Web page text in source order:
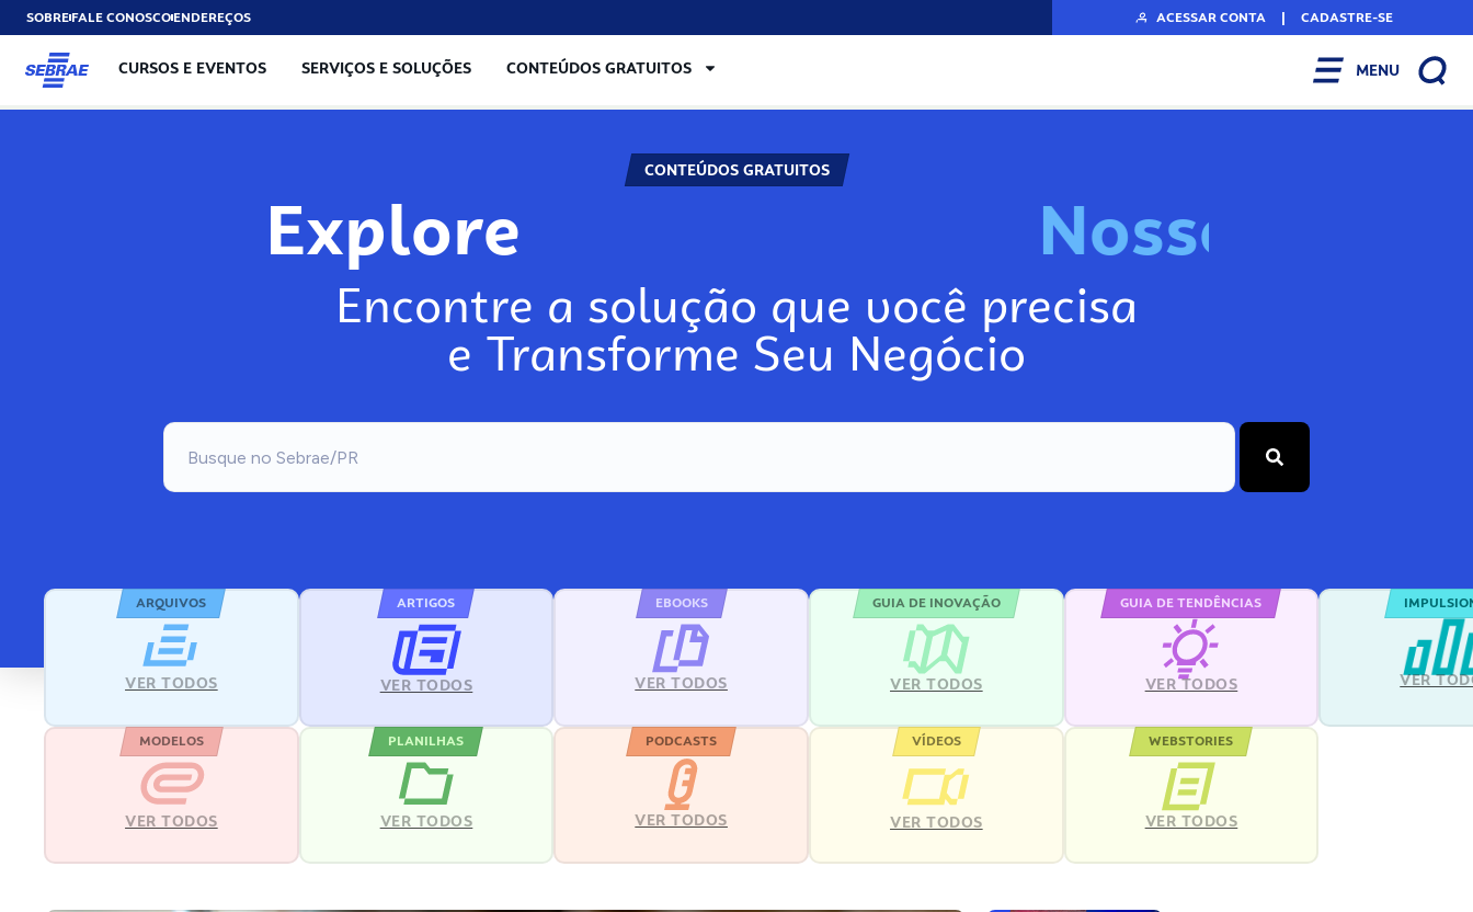
SOBREFALE CONOSCOENDEREÇOS ACESSAR CONTA | CADASTRE-SE
CURSOS E EVENTOS SERVIÇOS E SOLUÇÕES CONTEÚDOS GRATUITOS MENU
CONTEÚDOS GRATUITOS
Explore Nosso
Encontre a solução que você precisa
e Transforme Seu Negócio
ARQUIVOS
VER TODOS
ARTIGOS
VER TODOS
EBOOKS
VER TODOS
GUIA DE INOVAÇÃO
VER TODOS
GUIA DE TENDÊNCIAS
VER TODOS VER
MODELOS
VER TODOS
PLANILHAS
VER TODOS
PODCASTS
VER TODOS
VÍDEOS
VER TODOS
WEBSTORIES
VER TODOS